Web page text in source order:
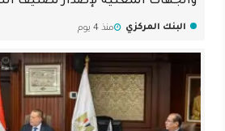
البنك المركزي منذ 4 يوم